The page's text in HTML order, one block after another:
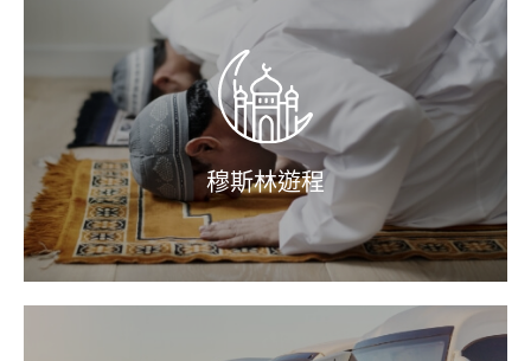
穆斯林遊程